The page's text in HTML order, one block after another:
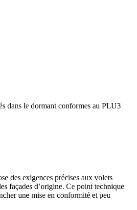
dans le dormant conformes au PLU3
des exigences précises aux volets
façades d’origine. Ce point technique
une mise en conformité et peu